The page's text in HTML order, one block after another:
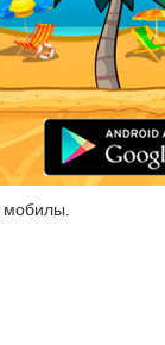
мобилы.